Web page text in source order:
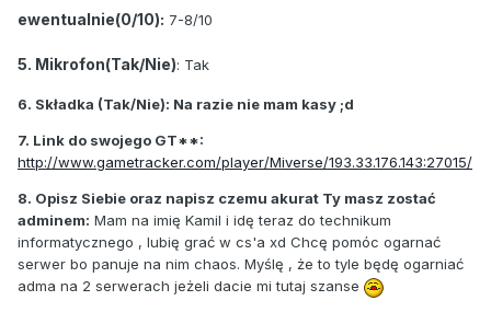
ewentualnie(0/10): 7-8/10
5. Mikrofon(Tak/Nie): Tak
6. Składka (Tak/Nie): Na razie nie mam kasy ;d
7. Link do swojego GT**:
http://www.gametracker.com/player/Miverse/193.33.176.143:27015/
8. Opisz Siebie oraz napisz czemu akurat Ty masz zostać
adminem: Mam na imię Kamil i idę teraz do technikum
informatycznego , lubię grać w cs'a xd Chcę pomóc ogarnać
serwer bo panuje na nim chaos. Myślę , że to tyle będę ogarniać
adma na 2 serwerach jeżeli dacie mi tutaj szanse